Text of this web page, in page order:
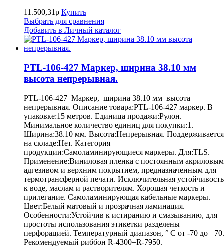
11.500,31р Купить
Выбрать для сравнения
Добавить в Личный каталог
PTL-106-427 Маркер, ширина 38.10 мм
высота непрерывная.
PTL-106-427 Маркер, ширина 38.10 мм высота
непрерывная. Описание товара:PTL-106-427 маркер. В
упаковке:15 метров. Единица продажи:Рулон.
Минимальное количество единиц для покупки:1.
Ширина:38.10 мм. Высота:Непрерывная. Поддерживается
на складе:Нет. Категория
продукции:Самоламинирующиеся маркеры. Для:TLS.
Применение:Виниловая пленка с постоянным акриловым
адгезивом и верхним покрытием, предназначенным для
термотрансферной печати. Исключительная устойчивость
к воде, маслам и растворителям. Хорошая четкость и
прилегание. Самоламинирующая кабельные маркеры.
Цвет:Белый матовый и прозрачная ламинация.
Особенности:Устойчив к истиранию и смазыванию, для
простоты использования этикетки разделены
перфорацией. Температурный диапазон, ° С от -70 до +70.
Рекомендуемый риббон R-4300=R-7950.